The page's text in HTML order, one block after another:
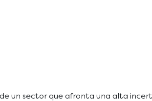
un sector que afronta una alta